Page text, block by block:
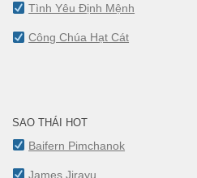
Tình Yêu Định Mệnh
Công Chúa Hạt Cát
SAO THÁI HOT
Baifern Pimchanok
James Jirayu